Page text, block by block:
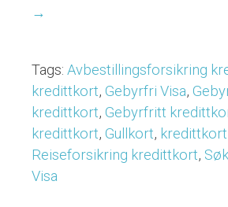
→
Tags: Avbestillingsforsikring
kredittkort, Gebyrfri Visa,
kredittkort, Gebyrfritt
kredittkort, Gullkort, kredittkort
Reiseforsikring kredittkort,
Visa